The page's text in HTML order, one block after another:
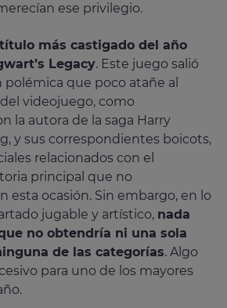
ese privilegio.
más castigado del año
Legacy. Este juego salió
polémica que poco atañe al
videojuego, como
la autora de la saga Harry
y sus correspondientes boicots,
relacionados con el
principal que no
esta ocasión. Sin embargo, en lo
jugable y artístico, nada
no obtendría ni una sola
de las categorías. Algo
para uno de los mayores